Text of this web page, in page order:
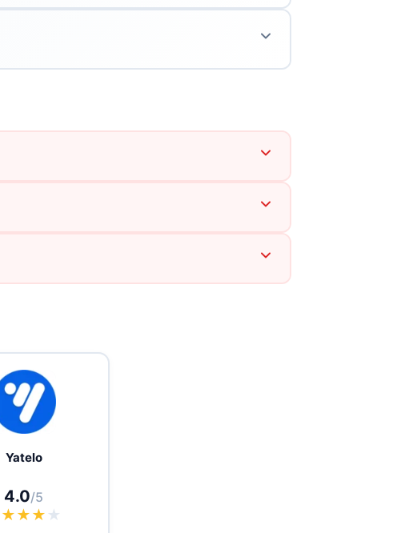
Yatelo
4.0/5
★★★ ★